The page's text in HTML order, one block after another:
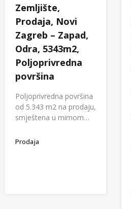
Zemljište,
Prodaja, Novi
Zagreb – Zapad,
Odra, 5343m2,
Poljoprivredna
površina
Poljoprivredna površina
od 5.343 m2 na prodaju,
smještena u mirnom…
Prodaja